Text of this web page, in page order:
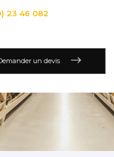
23 46 082
un devis